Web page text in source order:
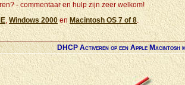
- commentaar en hulp zijn zeer welkom!
,Windows 2000en Macintosh OS 7 of 8.
DHCP Activeren op een Apple Macintosh